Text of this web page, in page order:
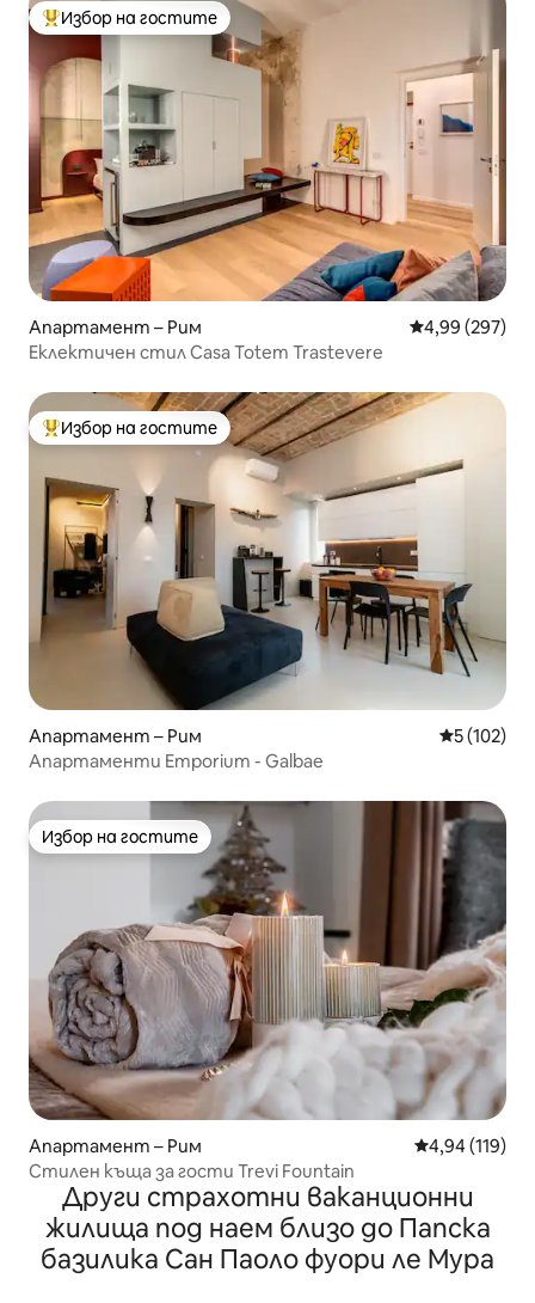
Най-популярен избор на гостите
Избор на гостите
Апартамент – Рим Средна
4,99 (297)
Еклектичен стил Casa Totem Trastevere
Най-популярен избор на гостите
Избор на гостите
Апартамент – Рим Средна
5 (102)
Апартаменти Emporium - Galbae
Избор на гостите
Избор на гостите
Апартамент – Рим Средна
4,94 (119)
Стилен къща за гости Trevi Fountain
Други страхотни ваканционни
жилища под наем близо до Папска
базилика Сан Паоло фуори ле Мура